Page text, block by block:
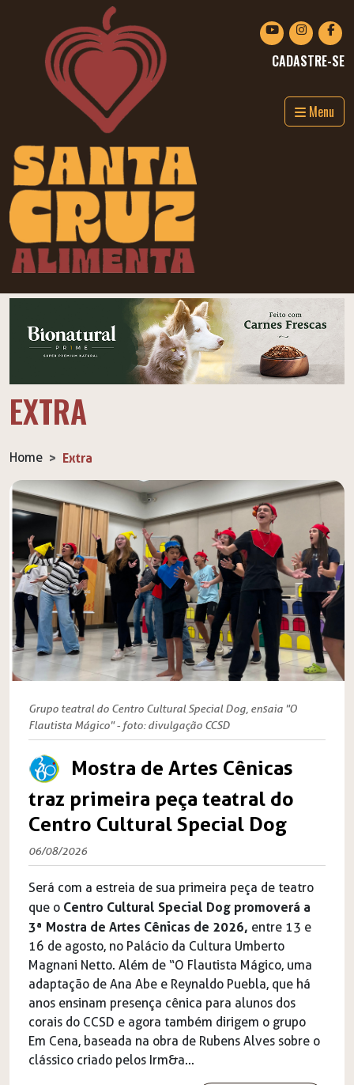
CADASTRE-SE
Menu
EXTRA
Home Extra
Grupo teatral do Centro Cultural Special Dog, ensaia "O
Flautista Mágico" - foto: divulgação CCSD
Mostra de Artes Cênicas
traz primeira peça teatral do
Centro Cultural Special Dog
06/08/2026
Será com a estreia de sua primeira peça de teatro
que o Centro Cultural Special Dog promoverá a
3ª Mostra de Artes Cênicas de 2026, entre 13 e
16 de agosto, no Palácio da Cultura Umberto
Magnani Netto. Além de “O Flautista Mágico, uma
adaptação de Ana Abe e Reynaldo Puebla, que há
anos ensinam presença cênica para alunos dos
corais do CCSD e agora também dirigem o grupo
Em Cena, baseada na obra de Rubens Alves sobre o
clássico criado pelos Irm&a...